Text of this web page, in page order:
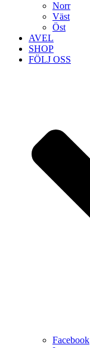
Norr
Väst
Öst
AVEL
SHOP
FÖLJ OSS
Facebook